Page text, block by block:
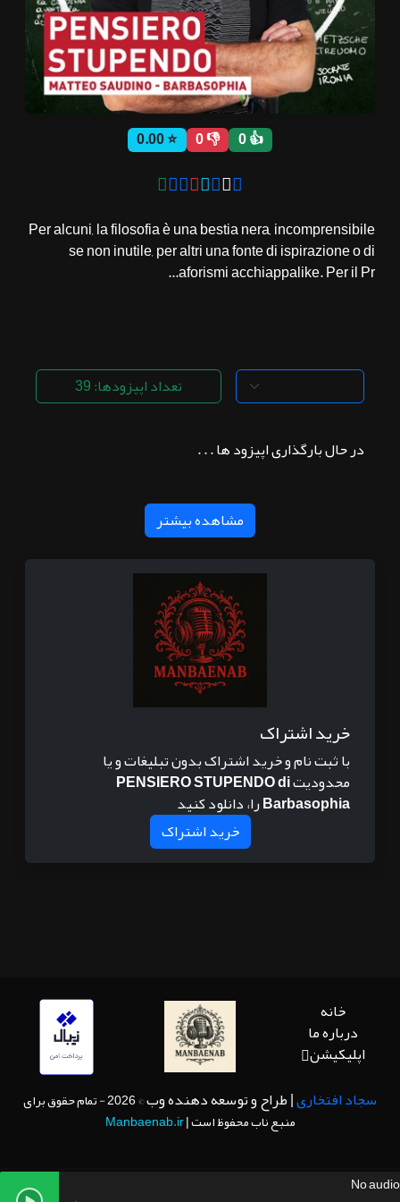
👍 0
👎 0
⭐ 0.00
Per alcuni, la filosofia è una bestia nera, incomprensibile
se non inutile, per altri una fonte di ispirazione o di
aforismi acchiappalike. Per il Pr...
No audio
تعداد اپیزودها: 39
در حال بارگذاری اپیزود ها . . .
مشاهده بیشتر
خرید اشتراک
با ثبت نام و خرید اشتراک بدون تبلیغات و یا
محدودیتPENSIERO STUPENDO di
Barbasophiaرا، دانلود کنید
خرید اشتراک
خانه
درباره ما
اپلیکیشن
سجاد افتخاری| طراح و توسعه دهنده وب
© 2026 - تمام حقوق برای
منبع ناب محفوظ است |Manbaenab.ir